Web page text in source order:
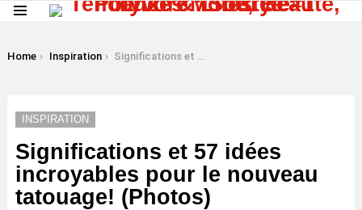
You are here:
Home Inspiration Significations et 57 idées incroyables pour le nouveau tatouage! (Photos)
INSPIRATION
Significations et 57 idées
incroyables pour le nouveau
tatouage! (Photos)